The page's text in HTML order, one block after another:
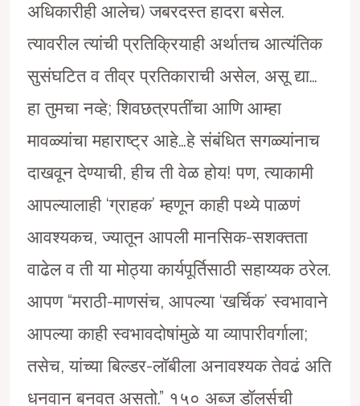
अधिकारीही आलेच) जबरदस्त हादरा बसेल.
त्यावरील त्यांची प्रतिक्रियाही अर्थातच आत्यंतिक
सुसंघटित व तीव्र प्रतिकाराची असेल, असू द्या…
हा तुमचा नव्हे; शिवछत्रपतींचा आणि आम्हा
मावळ्यांचा महाराष्ट्र आहे…हे संबंधित सगळ्यांनाच
दाखवून देण्याची, हीच ती वेळ होय! पण, त्याकामी
आपल्यालाही ‘ग्राहक’ म्हणून काही पथ्ये पाळणं
आवश्यकच, ज्यातून आपली मानसिक-सशक्तता
वाढेल व ती या मोठ्या कार्यपूर्तिसाठी सहाय्यक ठरेल.
आपण “मराठी-माणसंच, आपल्या ‘खर्चिक’ स्वभावाने
आपल्या काही स्वभावदोषांमुळे या व्यापारीवर्गाला;
तसेच, यांच्या बिल्डर-लाॅबीला अनावश्यक तेवढं अति
धनवान बनवत असतो.” १५० अब्ज डाॅलर्सची